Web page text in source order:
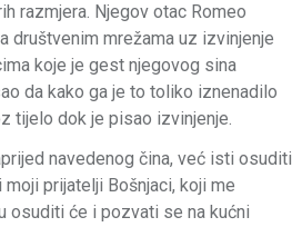
razmjera. Njegov otac Romeo
društvenim mrežama uz izvinjenje
koje je gest njegovog sina
da kako ga je to toliko iznenadilo
tijelo dok je pisao izvinjenje.
navedenog čina, već isti osuditi
prijatelji Bošnjaci, koji me
osuditi će i pozvati se na kućni